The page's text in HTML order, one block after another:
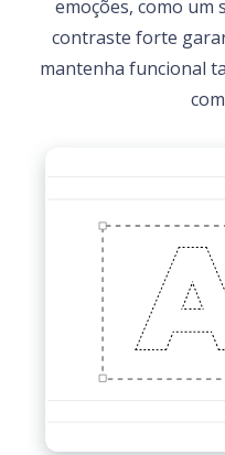
emoções, como um
contraste forte
mantenha funcional